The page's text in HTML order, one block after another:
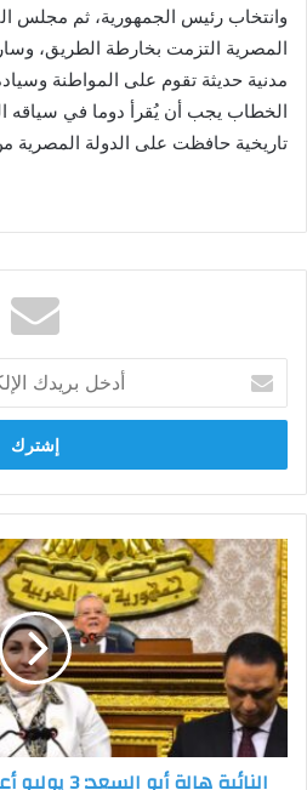
وانتخاب رئيس الجمهورية، ثم مجلس
المصرية التزمت بخارطة الطريق،
مدنية حديثة تقوم على المواطنة
الخطاب يجب أن يُقرأ دوما في سياقه
تاريخية حافظت على الدولة المصرية من
بريدك
الإلكتروني
النائبة
هالة
أبو
السعد:
3
يوليو
أعاد
بناء
مؤسسات
الدولة
النائبة